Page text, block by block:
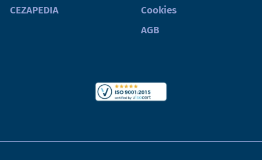
CEZAPEDIA
Cookies
AGB